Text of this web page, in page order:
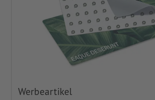
Werbeartikel